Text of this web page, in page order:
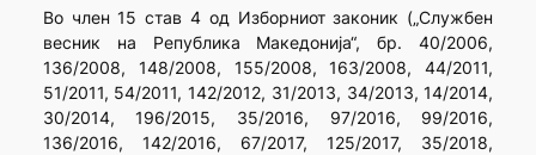
Во член 15 став 4 од Изборниот законик („Службен
весник на Република Македонија“, бр. 40/2006,
136/2008, 148/2008, 155/2008, 163/2008, 44/2011,
51/2011, 54/2011, 142/2012, 31/2013, 34/2013, 14/2014,
30/2014, 196/2015, 35/2016, 97/2016, 99/2016,
136/2016, 142/2016, 67/2017, 125/2017, 35/2018,